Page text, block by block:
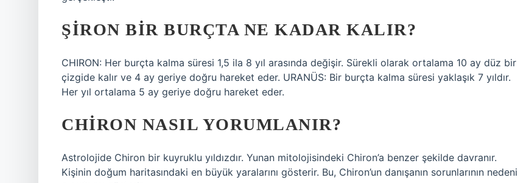
ŞIRON BIR BURÇTA NE KADAR KALIR?
CHIRON: Her burçta kalma süresi 1,5 ila 8 yıl arasında değişir. Sürekli olarak ortalama 10 ay düz bir
çizgide kalır ve 4 ay geriye doğru hareket eder. URANÜS: Bir burçta kalma süresi yaklaşık 7 yıldır.
Her yıl ortalama 5 ay geriye doğru hareket eder.
CHIRON NASIL YORUMLANIR?
Astrolojide Chiron bir kuyruklu yıldızdır. Yunan mitolojisindeki Chiron’a benzer şekilde davranır.
Kişinin doğum haritasındaki en büyük yaralarını gösterir. Bu, Chiron’un danışanın sorunlarının nedeni